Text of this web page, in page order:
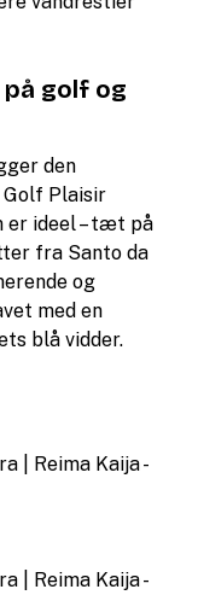
golf og
den
Golf Plaisir
er ideel – tæt på
fra Santo da
og
med en
blå vidder.
| Reima Kaija -
| Reima Kaija -